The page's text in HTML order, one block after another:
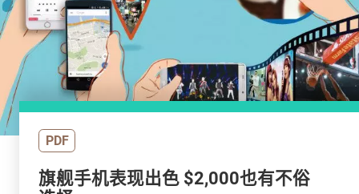
PDF
旗舰手机表现出色 $2,000也有不俗